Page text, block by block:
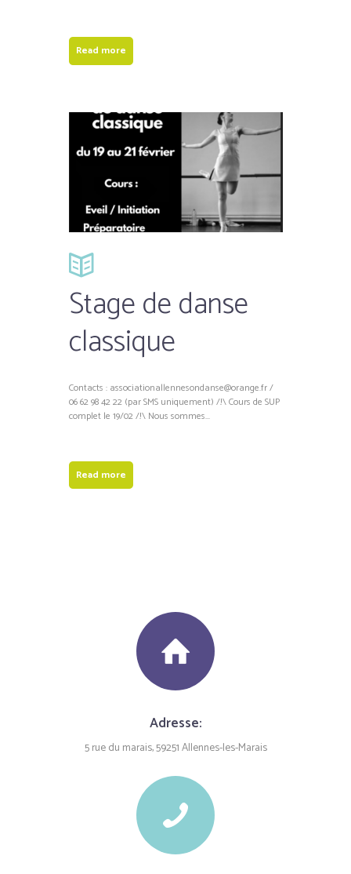
Read more
Stage de danse
classique
Contacts : associationallennesondanse@orange.fr /
06 62 98 42 22 (par SMS uniquement) /!\ Cours de SUP
complet le 19/02 /!\ Nous sommes...
Read more
Adresse:
5 rue du marais, 59251 Allennes-les-Marais